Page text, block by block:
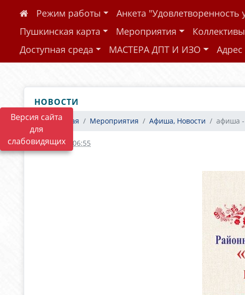
Версия сайта
для
слабовидящих
Режим работы Анкета
Пушкинская карта
Мероприятия
Доступная среда
МАСТЕРА ДПТ И ИЗО
НОВОСТИ
Главная Мероприятия Афиша, Новости афиша -
09.06.2021 06:55